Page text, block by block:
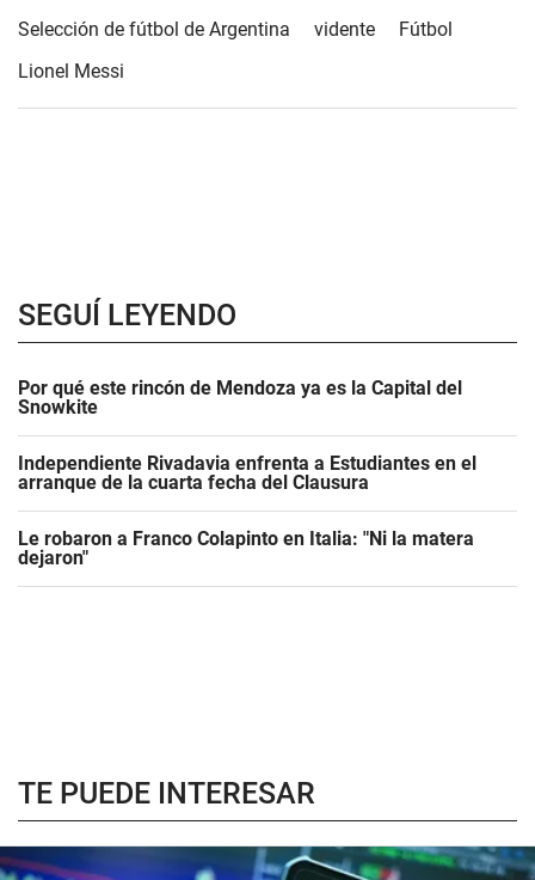
Selección de fútbol de Argentina
vidente
Fútbol
Lionel Messi
SEGUÍ LEYENDO
Por qué este rincón de Mendoza ya es la Capital del
Snowkite
Independiente Rivadavia enfrenta a Estudiantes en el
arranque de la cuarta fecha del Clausura
Le robaron a Franco Colapinto en Italia: "Ni la matera
dejaron"
TE PUEDE INTERESAR